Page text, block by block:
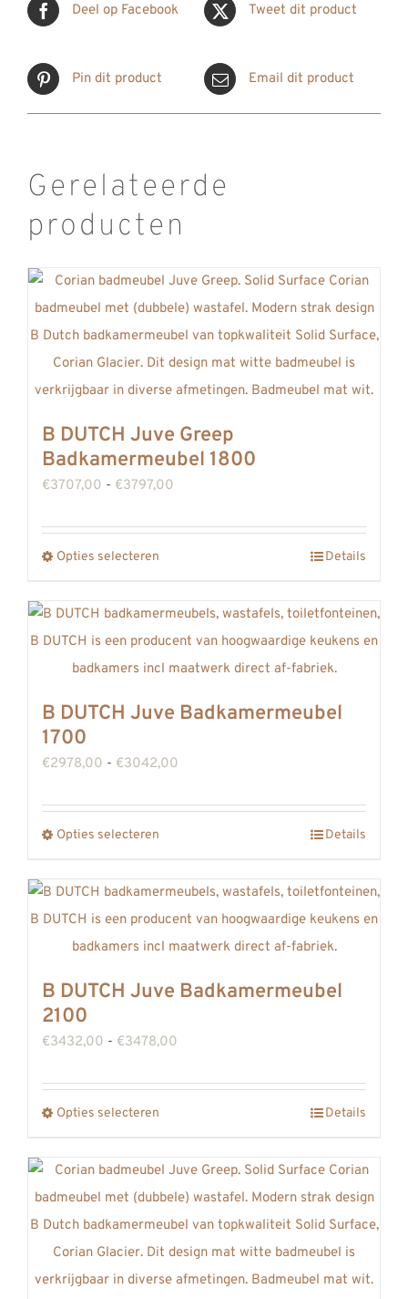
Deel op Facebook Tweet dit product
Pin dit product Email dit product
Gerelateerde
producten
B DUTCH Juve Greep
Badkamermeubel 1800
€3707,00 - €3797,00
Opties selecteren
heeft
meerdere
variaties.
optie
worden
productpagina
Details
B DUTCH Juve Badkamermeubel
1700
€2978,00 - €3042,00
Opties selecteren
heeft
meerdere
variaties.
optie
worden
productpagina
Details
B DUTCH Juve Badkamermeubel
2100
€3432,00 - €3478,00
Opties selecteren
heeft
meerdere
variaties.
Deze
optie
Details